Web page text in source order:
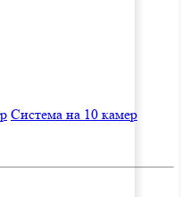
Система на 10 камер